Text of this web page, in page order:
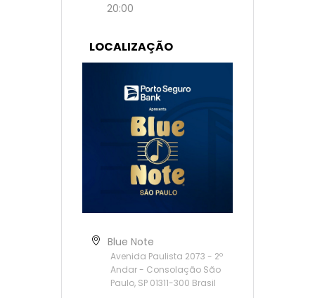
20:00
LOCALIZAÇÃO
Blue Note
Avenida Paulista 2073 - 2º
Andar - Consolação São
Paulo, SP 01311-300 Brasil